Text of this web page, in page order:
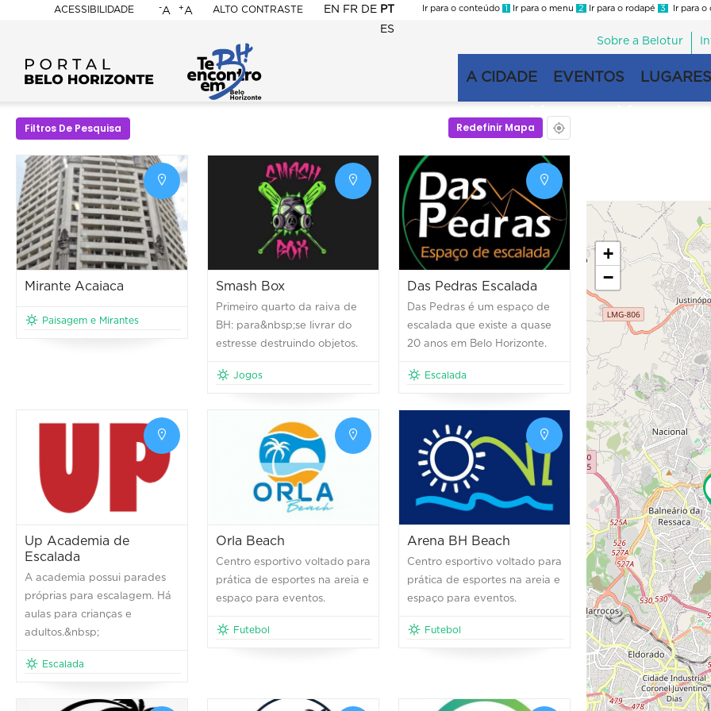
ACESSIBILIDADE
BELO
HORIZONTE
-A +A ALTO CONTRASTE EN FR DE PT
ES
Ir para o conteúdo 1 Ir para o menu 2 Ir para o rodapé 3 Ir para o
Menu
second
Sobre a Belotur
principal
A CIDADE EVENTOS
Filtros De Pesquisa Redefinir Mapa
Mirante Acaiaca
Paisagem e Mirantes
Smash Box
Primeiro quarto da raiva de
BH: para&nbsp;se livrar do
estresse destruindo objetos.
Jogos
Das Pedras Escalada
Das Pedras é um espaço de
escalada que existe a quase
20 anos em Belo Horizonte.
Escalada
Up Academia de
Escalada
A academia possui parades
próprias para escalagem. Há
aulas para crianças e
adultos.&nbsp;
Escalada
Orla Beach
Centro esportivo voltado para
prática de esportes na areia e
espaço para eventos.
Futebol
Arena BH Beach
Centro esportivo voltado para
prática de esportes na areia e
espaço para eventos.
Futebol
+
−